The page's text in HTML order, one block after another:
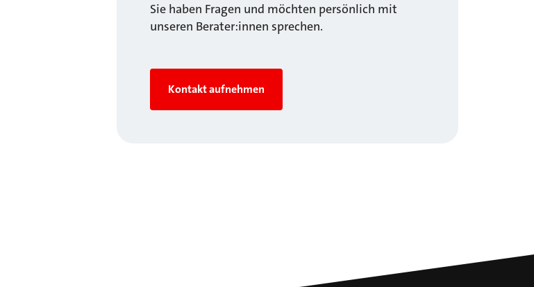
Sie haben Fragen und möchten persönlich mit
unseren Berater:innen sprechen.
Kontakt aufnehmen